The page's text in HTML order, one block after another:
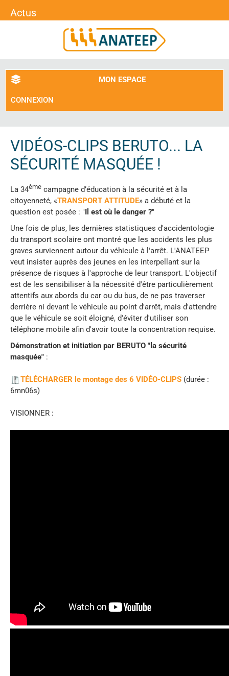
MON ESPACE
CONNEXION
VIDÉOS-CLIPS BERUTO... LA
SÉCURITÉ MASQUÉE !
La 34ème campagne d’éducation à la sécurité et à la
citoyenneté, «TRANSPORT ATTITUDE» a débuté et la
question est posée : "Il est où le danger ?"
Une fois de plus, les dernières statistiques d'accidentologie
du transport scolaire ont montré que les accidents les plus
graves surviennent autour du véhicule à l'arrêt. L'ANATEEP
veut insister auprès des jeunes en les interpellant sur la
présence de risques à l'approche de leur transport. L'objectif
est de les sensibiliser à la nécessité d'être particulièrement
attentifs aux abords du car ou du bus, de ne pas traverser
derrière ni devant le véhicule au point d'arrêt, mais d'attendre
que le véhicule se soit éloigné, d'éviter d'utiliser son
téléphone mobile afin d'avoir toute la concentration requise.
Démonstration et initiation par BERUTO "la sécurité
masquée" :
TÉLÉCHARGER le montage des 6 VIDÉO-CLIPS (durée :
6mn06s)
VISIONNER :
Actus